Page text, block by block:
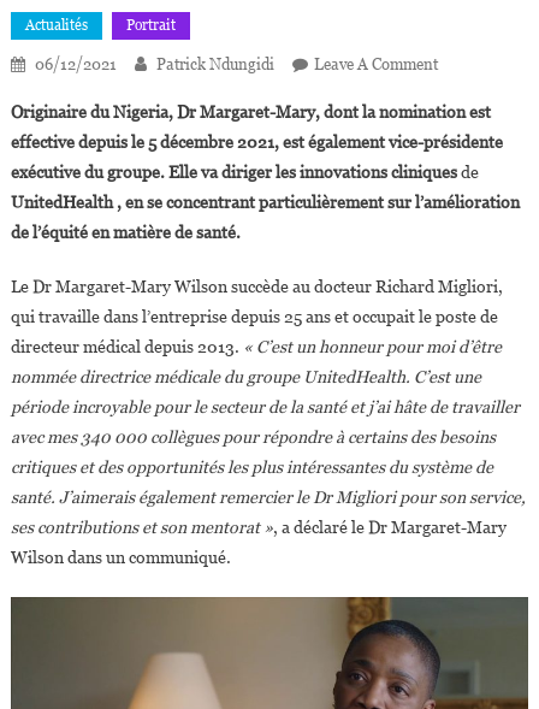
Actualités Portrait
06/12/2021 Patrick Ndungidi Leave A CommentOn
Margaret-
Mary
Wilson
Nommée
Du
Groupe
UnitedHealth
Originaire du Nigeria, Dr Margaret-Mary, dont la nomination est
effective depuis le 5 décembre 2021, est également vice-présidente
exécutive du groupe. Elle va diriger les innovations cliniquesde
UnitedHealth , en se concentrant particulièrement sur l’amélioration
de l’équité en matière de santé.
Le Dr Margaret-Mary Wilson succède au docteur Richard Migliori,
qui travaille dans l’entreprise depuis 25 ans et occupait le poste de
directeur médical depuis 2013. « C’est un honneur pour moi d’être
nommée directrice médicale du groupe UnitedHealth. C’est une
période incroyable pour le secteur de la santé et j’ai hâte de travailler
avec mes 340 000 collègues pour répondre à certains des besoins
critiques et des opportunités les plus intéressantes du système de
santé. J’aimerais également remercier le Dr Migliori pour son service,
ses contributions et son mentorat », a déclaré le Dr Margaret-Mary
Wilson dans un communiqué.